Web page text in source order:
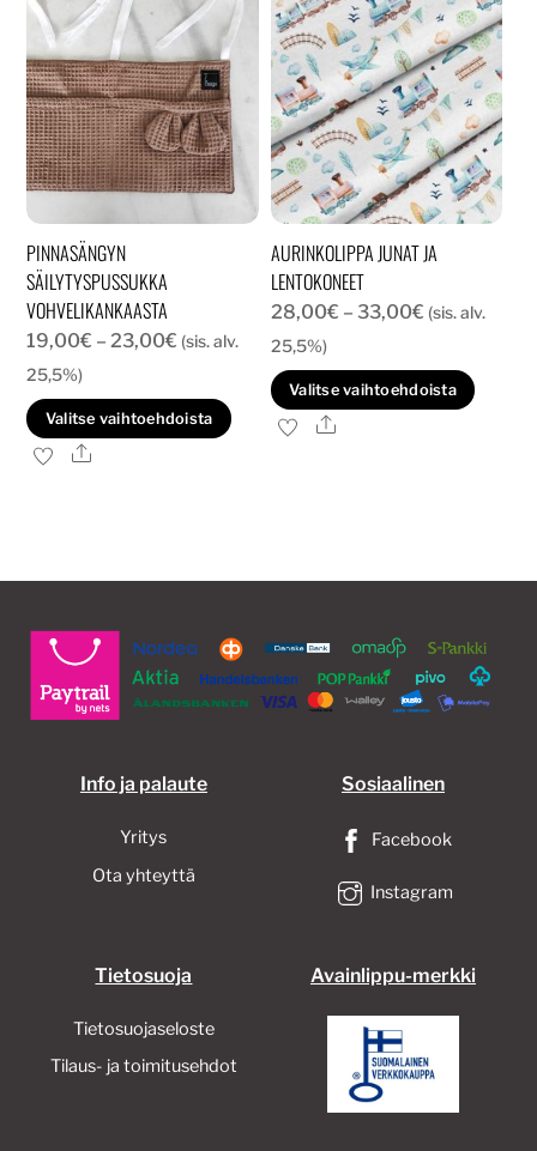
Voit
tehdä
valinnat
tuotteen
sivulla.
tehdä
PINNASÄNGYN
SÄILYTYSPUSSUKKA
VOHVELIKANKAASTA
19,00€ – 23,00€ Hintaluokka:
-
23,00€
(sis. alv.
25,5%)
Valitse vaihtoehdoista
Tällä
Voit
valinnat
tuotteen
sivulla.
Ale
AURINKOLIPPA JUNAT JA
LENTOKONEET
28,00€ – 33,00€Hintaluokka:
-
33,00€
(sis. alv.
25,5%)
Valitse vaihtoehdoista
tehdä
Ale
Info ja palaute
Yritys
Ota yhteyttä
Sosiaalinen
Facebook
Instagram
Tietosuoja
Tietosuojaseloste
Tilaus- ja toimitusehdot
Avainlippu-merkki